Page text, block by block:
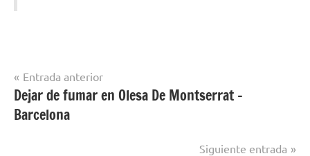
Dejar de
Fumar en
Navegación
de
entradas
Entrada anterior
Dejar de fumar en Olesa De Montserrat –
Barcelona
Siguiente entrada